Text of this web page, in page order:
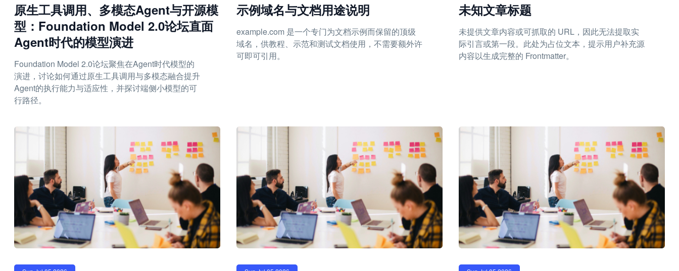
原生工具调用、多模态Agent与开源模
型：Foundation Model 2.0论坛直面
Agent时代的模型演进
Foundation Model 2.0论坛聚焦在Agent时代模型的
演进，讨论如何通过原生工具调用与多模态融合提升
Agent的执行能力与适应性，并探讨端侧小模型的可
行路径。
示例域名与文档用途说明
example.com 是一个专门为文档示例而保留的顶级
域名，供教程、示范和测试文档使用，不需要额外许
可即可引用。
未知文章标题
未提供文章内容或可抓取的 URL，因此无法提取实
际引言或第一段。此处为占位文本，提示用户补充源
内容以生成完整的 Frontmatter。